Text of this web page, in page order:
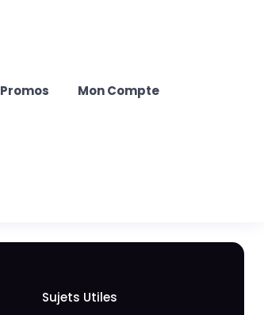
Promos Mon Compte
Sujets Utiles